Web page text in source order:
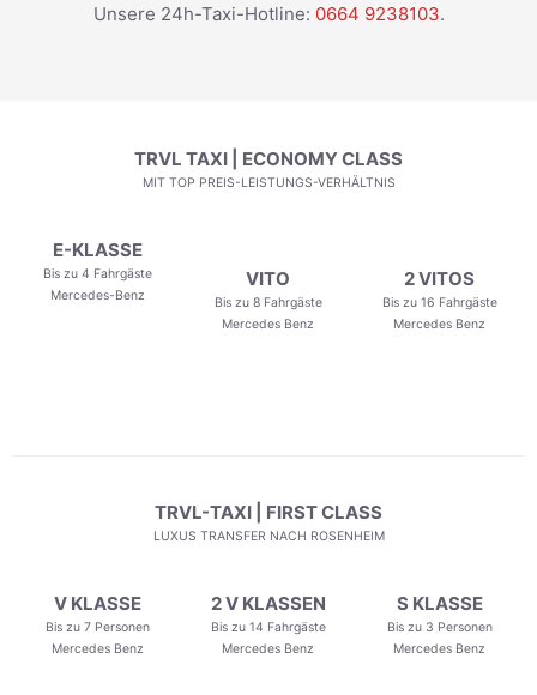
Unsere 24h-Taxi-Hotline: 0664 9238103.
TRVL TAXI | ECONOMY CLASS
MIT TOP PREIS-LEISTUNGS-VERHÄLTNIS
E-KLASSE
Bis zu 4 Fahrgäste
Mercedes-Benz
VITO
Bis zu 8 Fahrgäste
Mercedes Benz
2 VITOS
Bis zu 16 Fahrgäste
Mercedes Benz
TRVL-TAXI | FIRST CLASS
LUXUS TRANSFER NACH ROSENHEIM
V KLASSE
Bis zu 7 Personen
Mercedes Benz
2 V KLASSEN
Bis zu 14 Fahrgäste
Mercedes Benz
S KLASSE
Bis zu 3 Personen
Mercedes Benz